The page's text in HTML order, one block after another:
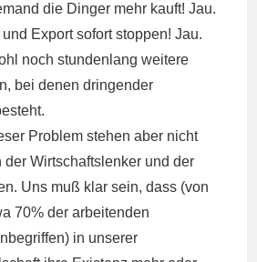
die Dinger mehr kauft! Jau.
Export sofort stoppen! Jau.
noch stundenlang weitere
bei denen dringender
Problem stehen aber nicht
der Wirtschaftslenker und der
Uns muß klar sein, dass (von
70% der arbeitenden
in unserer